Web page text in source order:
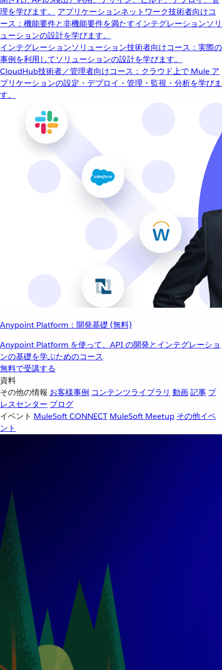
理を学びます。
アプリケーションネットワーク技術者向けコ
ース：機能要件と非機能要件を満たすインテグレーションソリ
ューションの設計を学びます。
インテグレーションソリューション技術者向けコース：実際の
事例を利用してソリューションの設計を学びます。
CloudHub技術者／管理者向けコース：クラウド上で Mule ア
プリケーションの設定・デプロイ・管理・監視・分析を学びま
す。
Anypoint Platform：開発基礎 (無料)
Anypoint Platform を使って、API の開発とインテグレーショ
ンの基礎を学ぶためのコース
無料で受講する
資料
その他の情報 お客様事例 コンテンツライブラリ 動画記事 プ
レスセンター ブログ
イベント MuleSoft CONNECT MuleSoft Meetup その他イベ
ント